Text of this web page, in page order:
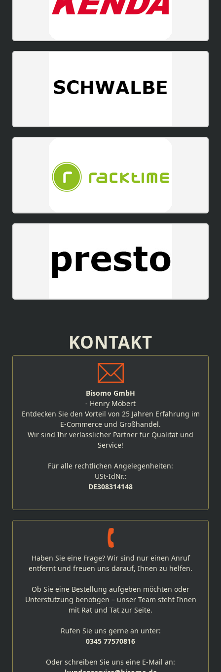
KONTAKT
Bisomo GmbH
- Henry Möbert
Entdecken Sie den Vorteil von 25 Jahren Erfahrung im
E-Commerce und Großhandel.
Wir sind Ihr verlässlicher Partner für Qualität und
Service!
Für alle rechtlichen Angelegenheiten:
USt-IdNr.:
DE308314148
Haben Sie eine Frage? Wir sind nur einen Anruf
entfernt und freuen uns darauf, Ihnen zu helfen.
Ob Sie eine Bestellung aufgeben möchten oder
Unterstützung benötigen – unser Team steht Ihnen
mit Rat und Tat zur Seite.
Rufen Sie uns gerne an unter:
0345 77570816
Oder schreiben Sie uns eine E-Mail an: